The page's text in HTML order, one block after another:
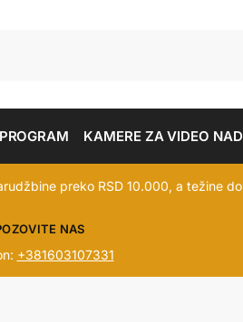
KAMERE ZA VIDEO
preko RSD 10.000, a težine
NAS
+381603107331